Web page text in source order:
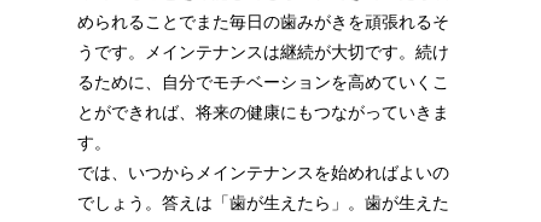
められることでまた毎日の歯みがきを頑張れるそ
うです。メインテナンスは継続が大切です。続け
るために、自分でモチベーションを高めていくこ
とができれば、将来の健康にもつながっていきま
す。
では、いつからメインテナンスを始めればよいの
でしょう。答えは「歯が生えたら」。歯が生えた